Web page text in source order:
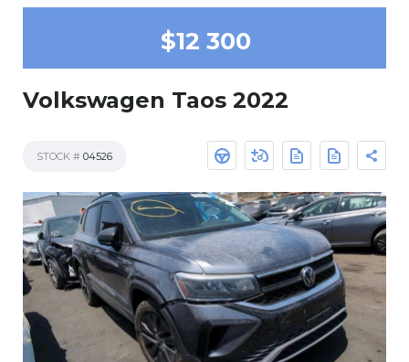
$12 300
Volkswagen Taos 2022
STOCK # 04526